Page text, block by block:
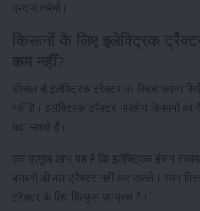
प्रदान करेगी।
डीजल से इलेक्ट्रिक ट्रैक्टर पर स्विच करना
नहीं है। इलेक्ट्रिक ट्रैक्टर भारतीय किसानों
बढ़ा सकते हैं।
एक प्रमुख लाभ यह है कि इलेक्ट्रिक इंजन
बराबरी डीजल ट्रैक्टर नहीं कर सकते। रमन
ट्रैक्टर के लिए बिल्कुल उपयुक्त है।"